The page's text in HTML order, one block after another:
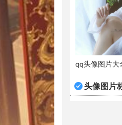
qq头像图片大
头像图片